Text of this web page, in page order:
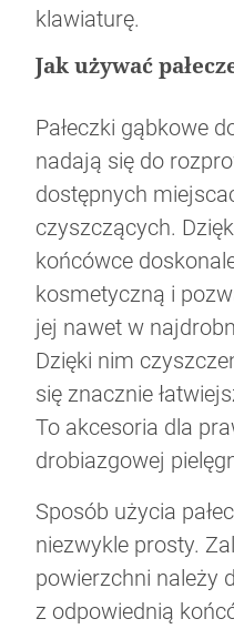
klawiaturę.
Jak używać
Pałeczki gąbkowe
nadają się do
dostępnych
czyszczących.
końcówce
kosmetyczną i
jej nawet w
Dzięki nim
się znacznie
To akcesoria dla
drobiazgowej
Sposób użycia
niezwykle prosty.
powierzchni należy
z odpowiednią